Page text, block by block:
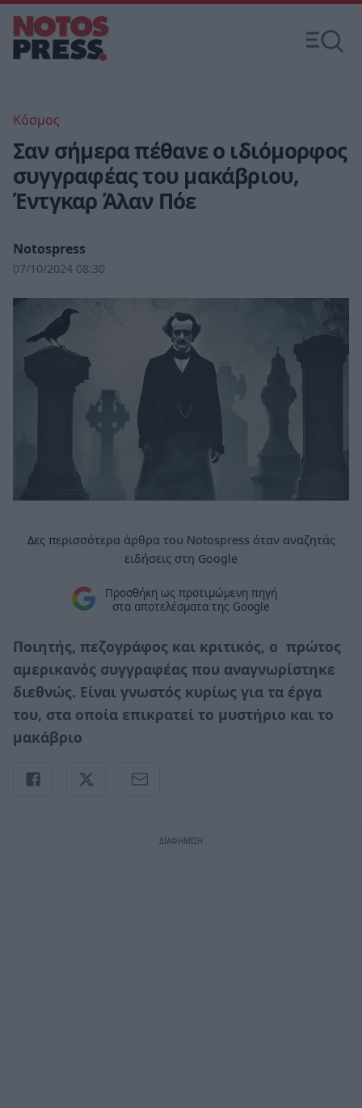
Κόσμος
Σαν σήμερα πέθανε ο ιδιόμορφος
συγγραφέας του μακάβριου,
Έντγκαρ Άλαν Πόε
Notospress
07/10/2024 08:30
Δες περισσότερα άρθρα του Notospress όταν αναζητάς
ειδήσεις στη Google
Προσθήκη ως προτιμώμενη πηγή
στα αποτελέσματα της Google
Ποιητής, πεζογράφος και κριτικός, ο πρώτος
αμερικανός συγγραφέας που αναγνωρίστηκε
διεθνώς. Είναι γνωστός κυρίως για τα έργα
του, στα οποία επικρατεί το μυστήριο και το
μακάβριο